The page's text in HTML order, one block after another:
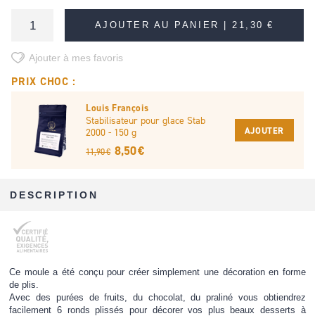
AJOUTER AU PANIER |21,30 €
Ajouter à mes favoris
PRIX CHOC :
Louis François
Stabilisateur pour glace Stab
2000 - 150 g
11,90 € 8,50 €
AJOUTER
DESCRIPTION
Ce moule a été conçu pour créer simplement une décoration en forme
de plis.
Avec des purées de fruits, du chocolat, du praliné vous obtiendrez
facilement 6 ronds plissés pour décorer vos plus beaux desserts à